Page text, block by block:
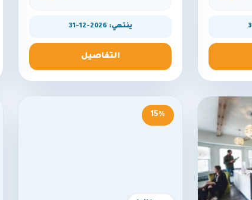
ينتهي: 2026-12-31
التفاصيل
15%